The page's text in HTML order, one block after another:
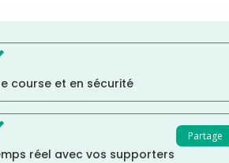
course et en sécurité
Partage
réel avec vos supporters